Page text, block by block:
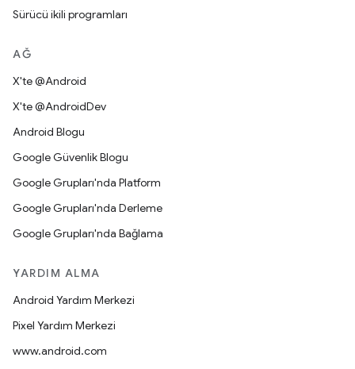
Sürücü ikili programları
AĞ
X'te @Android
X'te @AndroidDev
Android Blogu
Google Güvenlik Blogu
Google Grupları'nda Platform
Google Grupları'nda Derleme
Google Grupları'nda Bağlama
YARDIM ALMA
Android Yardım Merkezi
Pixel Yardım Merkezi
www.android.com